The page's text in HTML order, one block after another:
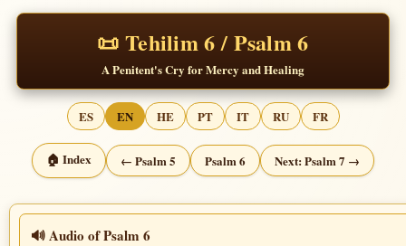
📜 Tehilim 6 / Psalm 6
A Penitent's Cry for Mercy and Healing
ES EN HE PT IT RU FR
🏠 Index ← Psalm 5 Psalm 6 Next: Psalm 7 →
🔊 Audio of Psalm 6